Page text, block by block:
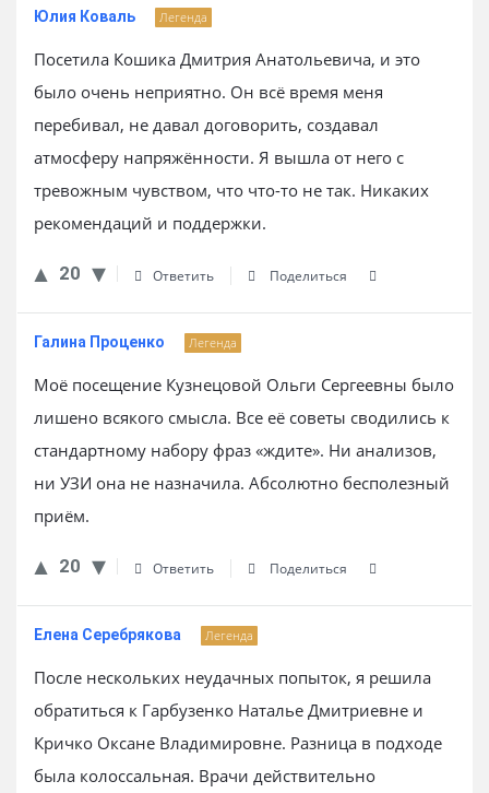
Юлия Коваль Легенда
Посетила Кошика Дмитрия Анатольевича, и это
было очень неприятно. Он всё время меня
перебивал, не давал договорить, создавал
атмосферу напряжённости. Я вышла от него с
тревожным чувством, что что-то не так. Никаких
рекомендаций и поддержки.
20 Ответить Поделиться
Галина Проценко Легенда
Моё посещение Кузнецовой Ольги Сергеевны было
лишено всякого смысла. Все её советы сводились к
стандартному набору фраз «ждите». Ни анализов,
ни УЗИ она не назначила. Абсолютно бесполезный
приём.
20 Ответить Поделиться
Елена Серебрякова Легенда
После нескольких неудачных попыток, я решила
обратиться к Гарбузенко Наталье Дмитриевне и
Кричко Оксане Владимировне. Разница в подходе
была колоссальная. Врачи действительно